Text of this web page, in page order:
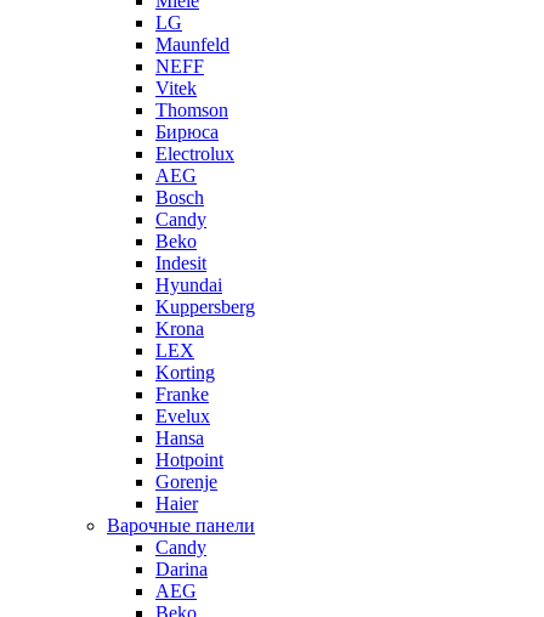
LG
Maunfeld
NEFF
Vitek
Thomson
Бирюса
Electrolux
AEG
Bosch
Candy
Beko
Indesit
Hyundai
Kuppersberg
Krona
LEX
Korting
Franke
Evelux
Hansa
Hotpoint
Gorenje
Haier
Варочные панели
Candy
Darina
AEG